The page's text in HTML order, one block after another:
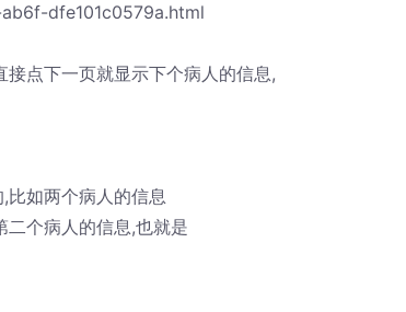
dfe101c0579a.html
点下一页就显示下个病人的信息,
比如两个病人的信息
二个病人的信息,也就是